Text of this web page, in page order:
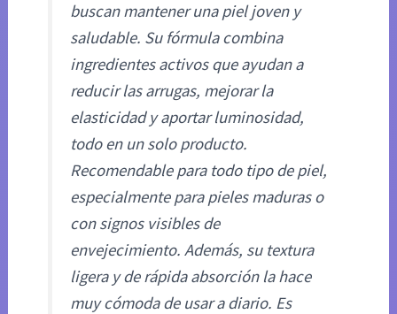
buscan mantener una piel joven y
saludable. Su fórmula combina
ingredientes activos que ayudan a
reducir las arrugas, mejorar la
elasticidad y aportar luminosidad,
todo en un solo producto.
Recomendable para todo tipo de piel,
especialmente para pieles maduras o
con signos visibles de
envejecimiento. Además, su textura
ligera y de rápida absorción la hace
muy cómoda de usar a diario. Es